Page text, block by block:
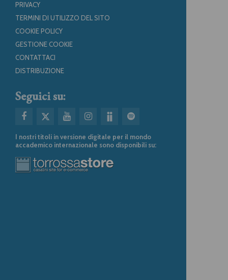
PRIVACY
TERMINI DI UTILIZZO DEL SITO
COOKIE POLICY
GESTIONE COOKIE
CONTATTACI
DISTRIBUZIONE
Seguici su:
I nostri titoli in versione digitale per il mondo
accademico internazionale sono disponibili su: